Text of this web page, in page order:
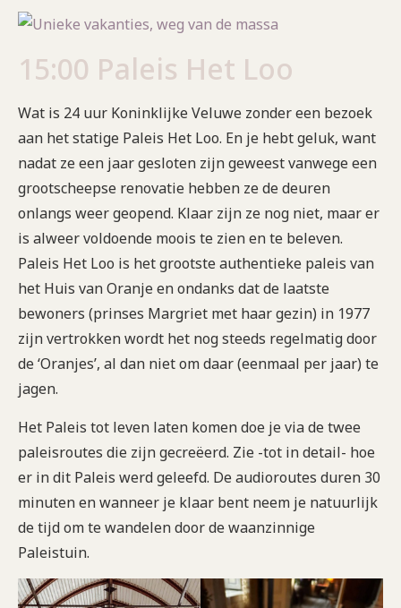
15:00 Paleis Het Loo
Wat is 24 uur Koninklijke Veluwe zonder een bezoek
aan het statige Paleis Het Loo. En je hebt geluk, want
nadat ze een jaar gesloten zijn geweest vanwege een
grootscheepse renovatie hebben ze de deuren
onlangs weer geopend. Klaar zijn ze nog niet, maar er
is alweer voldoende moois te zien en te beleven.
Paleis Het Loo is het grootste authentieke paleis van
het Huis van Oranje en ondanks dat de laatste
bewoners (prinses Margriet met haar gezin) in 1977
zijn vertrokken wordt het nog steeds regelmatig door
de ‘Oranjes’, al dan niet om daar (eenmaal per jaar) te
jagen.
Het Paleis tot leven laten komen doe je via de twee
paleisroutes die zijn gecreëerd. Zie -tot in detail- hoe
er in dit Paleis werd geleefd. De audioroutes duren 30
minuten en wanneer je klaar bent neem je natuurlijk
de tijd om te wandelen door de waanzinnige
Paleistuin.